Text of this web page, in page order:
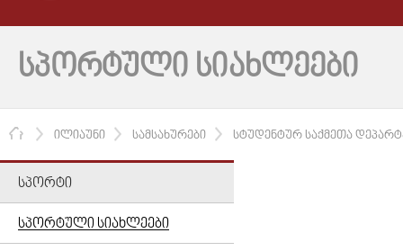
ᲡᲞᲝᲠᲢᲣᲚᲘ ᲡᲘᲐᲮᲚᲔᲔᲑᲘ
ᲛᲗᲐᲕᲐᲠᲘ
ᲘᲚᲘᲐᲣᲜᲘ ᲡᲐᲛᲡᲐᲮᲣᲠᲔᲑᲘ ᲡᲢᲣᲓᲔᲜᲢᲣᲠ ᲡᲐᲥᲛᲔᲗᲐ
ᲡᲞᲝᲠᲢᲘ
ᲡᲞᲝᲠᲢᲣᲚᲘ ᲡᲘᲐᲮᲚᲔᲔᲑᲘ